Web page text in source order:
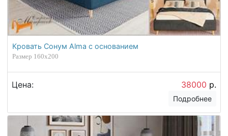
Кровать Сонум Alma с основанием
Размер 160х200
Цена: 38000 р.
Подробнее